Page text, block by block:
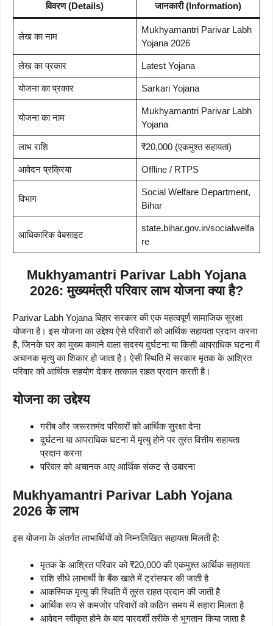
विवरण (Details) जानकारी (Information)
लेख का नाम
Mukhyamantri Parivar Labh
Yojana 2026
लेख का प्रकार Latest Yojana
योजना का प्रकार Sarkari Yojana
योजना का नाम
Mukhyamantri Parivar Labh
Yojana
लाभ राशि ₹20,000 (एकमुश्त सहायता)
आवेदन प्रक्रिया Offline / RTPS
विभाग
Social Welfare Department,
Bihar
आधिकारिक वेबसाइट
state.bihar.gov.in/socialwelfa
re
Mukhyamantri Parivar Labh Yojana
2026: मुख्यमंत्री परिवार लाभ योजना क्या है?
Parivar Labh Yojana बिहार सरकार की एक महत्वपूर्ण सामाजिक सुरक्षा
योजना है। इस योजना का उद्देश्य ऐसे परिवारों को आर्थिक सहायता प्रदान करना
है, जिनके घर का मुख्य कमाने वाला सदस्य दुर्घटना या किसी आपराधिक घटना में
अचानक मृत्यु का शिकार हो जाता है। ऐसी स्थिति में सरकार मृतक के आश्रित
परिवार को आर्थिक सहयोग देकर तत्काल राहत प्रदान करती है।
योजना का उद्देश्य
गरीब और जरूरतमंद परिवारों को आर्थिक सुरक्षा देना
दुर्घटना या आपराधिक घटना में मृत्यु होने पर तुरंत वित्तीय सहायता
प्रदान करना
परिवार को अचानक आए आर्थिक संकट से उबारना
Mukhyamantri Parivar Labh Yojana
2026 के लाभ
इस योजना के अंतर्गत लाभार्थियों को निम्नलिखित सहायता मिलती है:
मृतक के आश्रित परिवार को ₹20,000 की एकमुश्त आर्थिक सहायता
राशि सीधे लाभार्थी के बैंक खाते में ट्रांसफर की जाती है
आकस्मिक मृत्यु की स्थिति में तुरंत राहत प्रदान की जाती है
आर्थिक रूप से कमजोर परिवारों को कठिन समय में सहारा मिलता है
आवेदन स्वीकृत होने के बाद पारदर्शी तरीके से भुगतान किया जाता है